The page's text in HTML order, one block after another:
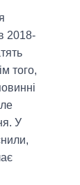
2018-
того,
У